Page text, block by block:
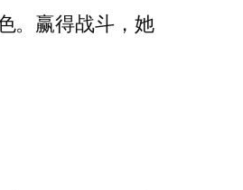
。赢得战斗，她